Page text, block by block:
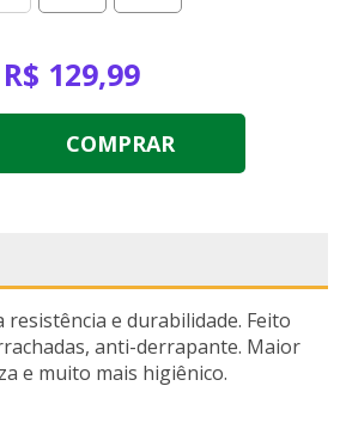
R$ 129,99
COMPRAR
resistência e durabilidade. Feito
anti-derrapante. Maior
e muito mais higiênico.